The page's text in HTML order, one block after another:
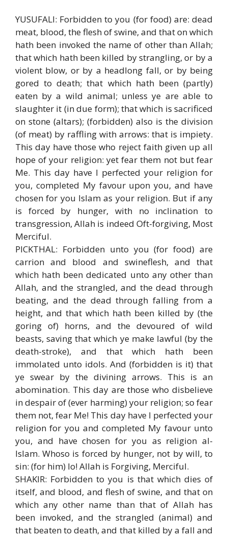
YUSUFALI: Forbidden to you (for food) are: dead
meat, blood, the flesh of swine, and that on which
hath been invoked the name of other than Allah;
that which hath been killed by strangling, or by a
violent blow, or by a headlong fall, or by being
gored to death; that which hath been (partly)
eaten by a wild animal; unless ye are able to
slaughter it (in due form); that which is sacrificed
on stone (altars); (forbidden) also is the division
(of meat) by raffling with arrows: that is impiety.
This day have those who reject faith given up all
hope of your religion: yet fear them not but fear
Me. This day have I perfected your religion for
you, completed My favour upon you, and have
chosen for you Islam as your religion. But if any
is forced by hunger, with no inclination to
transgression, Allah is indeed Oft-forgiving, Most
Merciful.
PICKTHAL: Forbidden unto you (for food) are
carrion and blood and swineflesh, and that
which hath been dedicated unto any other than
Allah, and the strangled, and the dead through
beating, and the dead through falling from a
height, and that which hath been killed by (the
goring of) horns, and the devoured of wild
beasts, saving that which ye make lawful (by the
death-stroke), and that which hath been
immolated unto idols. And (forbidden is it) that
ye swear by the divining arrows. This is an
abomination. This day are those who disbelieve
in despair of (ever harming) your religion; so fear
them not, fear Me! This day have I perfected your
religion for you and completed My favour unto
you, and have chosen for you as religion al-
Islam. Whoso is forced by hunger, not by will, to
sin: (for him) lo! Allah is Forgiving, Merciful.
SHAKIR: Forbidden to you is that which dies of
itself, and blood, and flesh of swine, and that on
which any other name than that of Allah has
been invoked, and the strangled (animal) and
that beaten to death, and that killed by a fall and